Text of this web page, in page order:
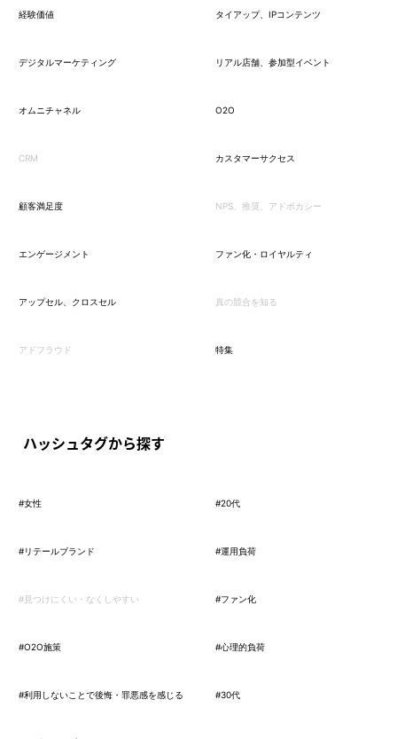
経験価値 タイアップ、IPコンテンツ
デジタルマーケティング リアル店舗、参加型イベント
オムニチャネル O2O
CRM カスタマーサクセス
顧客満足度 NPS、推奨、アドボカシー
エンゲージメント ファン化・ロイヤルティ
アップセル、クロスセル 真の競合を知る
アドフラウド 特集
ハッシュタグから探す
#女性 #20代
#リテールブランド #運用負荷
#見つけにくい・なくしやすい #ファン化
#O2O施策 #心理的負荷
#利用しないことで後悔・罪悪感を感じる #30代